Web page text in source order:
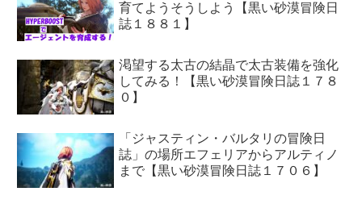
育てようそうしよう【黒い砂漠冒険日
誌１８８１】
渇望する太古の結晶で太古装備を強化
してみる！【黒い砂漠冒険日誌１７８
０】
「ジャスティン・バルタリの冒険日
誌」の場所エフェリアからアルティノ
まで【黒い砂漠冒険日誌１７０６】